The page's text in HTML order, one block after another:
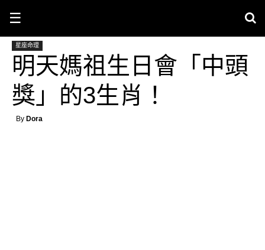
☰
星座命理
明天媽祖生日會「中頭
獎」的3生肖！
By Dora